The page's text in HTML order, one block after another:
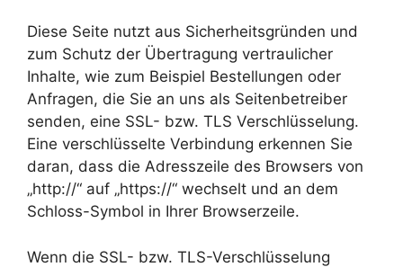
Diese Seite nutzt aus Sicherheitsgründen und
zum Schutz der Übertragung vertraulicher
Inhalte, wie zum Beispiel Bestellungen oder
Anfragen, die Sie an uns als Seitenbetreiber
senden, eine SSL- bzw. TLS Verschlüsselung.
Eine verschlüsselte Verbindung erkennen Sie
daran, dass die Adresszeile des Browsers von
„http://“ auf „https://“ wechselt und an dem
Schloss-Symbol in Ihrer Browserzeile.
Wenn die SSL- bzw. TLS-Verschlüsselung